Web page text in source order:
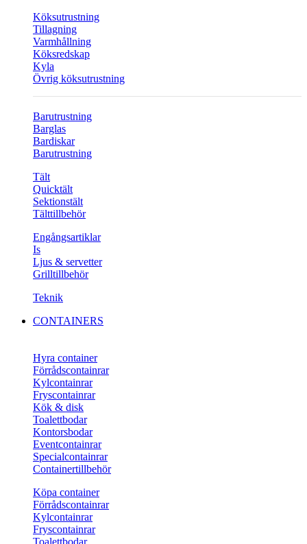
Köksutrustning
Tillagning
Varmhållning
Köksredskap
Kyla
Övrig köksutrustning
Barutrustning
Barglas
Bardiskar
Barutrustning
Tält
Quicktält
Sektionstält
Tälttillbehör
Engångsartiklar
Is
Ljus & servetter
Grilltillbehör
Teknik
CONTAINERS
Hyra container
Förrådscontainrar
Kylcontainrar
Fryscontainrar
Kök & disk
Toalettbodar
Kontorsbodar
Eventcontainrar
Specialcontainrar
Containertillbehör
Köpa container
Förrådscontainrar
Kylcontainrar
Fryscontainrar
Toalettbodar